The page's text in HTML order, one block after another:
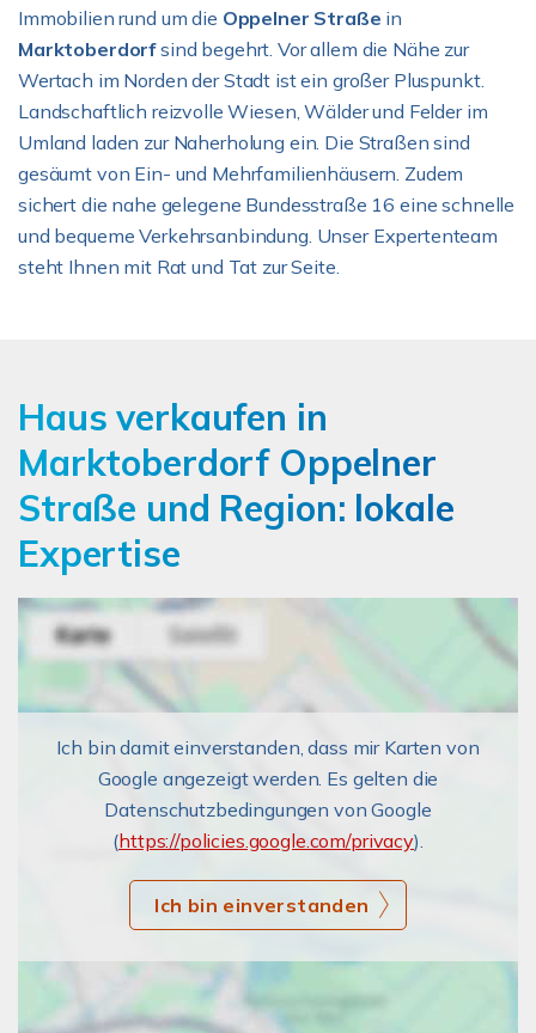
Immobilien rund um die Oppelner Straße in
Marktoberdorfsind begehrt. Vor allem die Nähe zur
Wertach im Norden der Stadt ist ein großer Pluspunkt.
Landschaftlich reizvolle Wiesen, Wälder und Felder im
Umland laden zur Naherholung ein. Die Straßen sind
gesäumt von Ein- und Mehrfamilienhäusern. Zudem
sichert die nahe gelegene Bundesstraße 16 eine schnelle
und bequeme Verkehrsanbindung. Unser Expertenteam
steht Ihnen mit Rat und Tat zur Seite.
Haus verkaufen in
Marktoberdorf Oppelner
Straße und Region: lokale
Expertise
Ich bin damit einverstanden, dass mir Karten von
Google angezeigt werden. Es gelten die
Datenschutzbedingungen von Google
(https://policies.google.com/privacy).
Ich bin einverstanden